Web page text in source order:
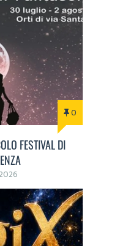
0
FESTIVAL DI